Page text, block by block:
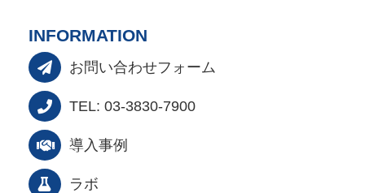
INFORMATION
お問い合わせフォーム
TEL: 03-3830-7900
導入事例
ラボ